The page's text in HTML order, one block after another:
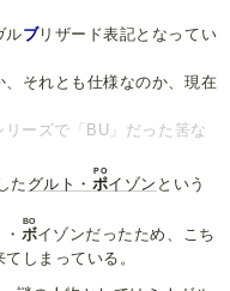
ルブリザード表記となってい
それとも仕様なのか、現在
ーズで「BU」だった筈な
たグルト・ ポ
PO
イゾン という
ボ
BO
イゾンだったため、こち
しまっている。